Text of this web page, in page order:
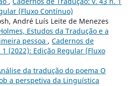
(Fluxo Contínuo)
André Luís Leite de Menezes
Estudos da Tradução e a
pessoa , Cadernos de
(2022): Edição Regular (Fluxo
da tradução do poema O
a perspetiva da Linguística